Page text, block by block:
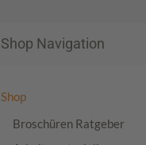
Shop Navigation
Shop
Broschüren Ratgeber